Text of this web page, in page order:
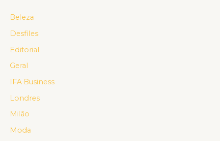
Beleza
Desfiles
Editorial
Geral
IFA Business
Londres
Milão
Moda